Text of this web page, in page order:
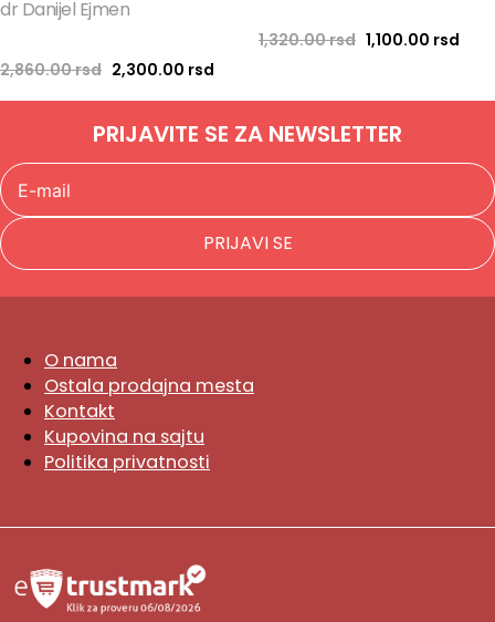
dr Danijel Ejmen
2,860.00rsd Originalna cena je bila: 2,860.00 rsd.
2,300.00 rsd
1,320.00rsd Originalna
1,100.00 rsd
PRIJAVITE SE ZA NEWSLETTER
PRIJAVI SE
O nama
Ostala prodajna mesta
Kontakt
Kupovina na sajtu
Politika privatnosti